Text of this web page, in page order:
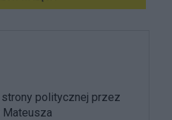
politycznej przez
Mateusza